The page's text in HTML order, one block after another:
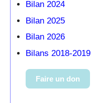
Bilan 2024
Bilan 2025
Bilan 2026
Bilans 2018-2019
Faire un don